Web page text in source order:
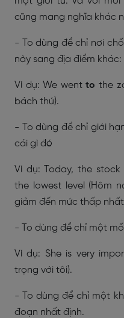
cũng mang nghĩa khác
- To dùng để chỉ nơi
này sang địa điểm khác:
Ví dụ: We wentto the
bách thú).
- To dùng để chỉ giới
cái gì đó
Ví dụ: Today, the
the lowest level (Hôm
giảm đến mức thấp
- To dùng để chỉ một
Ví dụ: She is very
trọng với tôi).
- To dùng để chỉ một
đoạn nhất định.